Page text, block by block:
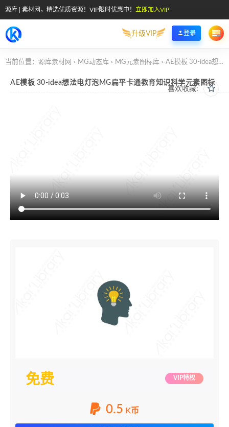
源库 | 素材网，精选优质资源！VIP限时优惠中！ 立即加入VIP
升级VIP 登录
当前位置： 源库素材网 > MG动态库 > MG元素图标库 > AE模板 30-idea想法电灯泡MG扁平卡通教育知识科学元素图标
喜欢收藏:
AE模板 30-idea想法电灯泡MG扁平卡通教育知识科学元素图标
免费 VIP特权
0.5 K币